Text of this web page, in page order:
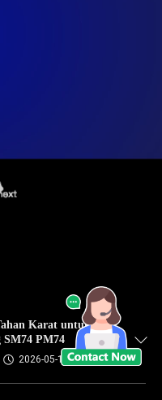
Karat untuk
SM74 PM74
2026-05-18